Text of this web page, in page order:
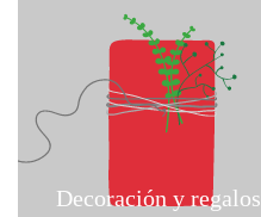
Decoración y regalos